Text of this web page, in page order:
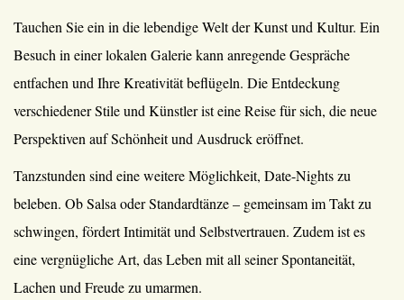
Tauchen Sie ein in die lebendige Welt der Kunst und Kultur. Ein
Besuch in einer lokalen Galerie kann anregende Gespräche
entfachen und Ihre Kreativität beflügeln. Die Entdeckung
verschiedener Stile und Künstler ist eine Reise für sich, die neue
Perspektiven auf Schönheit und Ausdruck eröffnet.
Tanzstunden sind eine weitere Möglichkeit, Date-Nights zu
beleben. Ob Salsa oder Standardtänze – gemeinsam im Takt zu
schwingen, fördert Intimität und Selbstvertrauen. Zudem ist es
eine vergnügliche Art, das Leben mit all seiner Spontaneität,
Lachen und Freude zu umarmen.